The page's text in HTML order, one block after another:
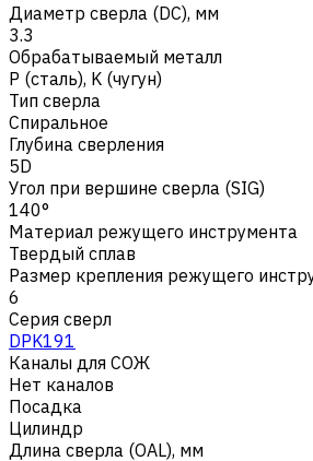
Диаметр сверла (DC), мм
3.3
Обрабатываемый металл
Р (сталь), K (чугун)
Тип сверла
Спиральное
Глубина сверления
5D
Угол при вершине сверла (SIG)
140°
Материал режущего инструмента
Твердый сплав
Размер крепления режущего
6
Серия сверл
DPK191
Каналы для СОЖ
Нет каналов
Посадка
Цилиндр
Длина сверла (OAL), мм